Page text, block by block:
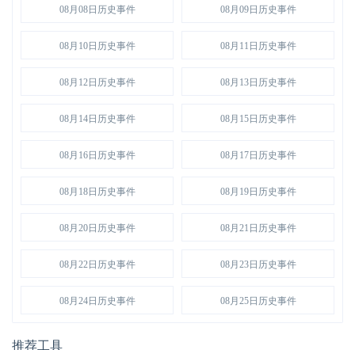
08月08日历史事件 08月09日历史事件
08月10日历史事件 08月11日历史事件
08月12日历史事件 08月13日历史事件
08月14日历史事件 08月15日历史事件
08月16日历史事件 08月17日历史事件
08月18日历史事件 08月19日历史事件
08月20日历史事件 08月21日历史事件
08月22日历史事件 08月23日历史事件
08月24日历史事件 08月25日历史事件
推荐工具